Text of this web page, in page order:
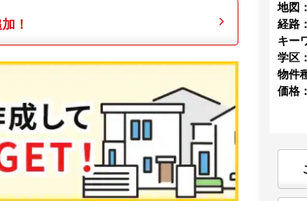
！
地図
経路
キー
学区
物件
価格